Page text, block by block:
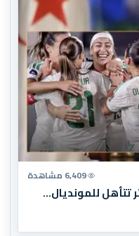
6,409 مشاهدة
تتأهل للمونديال…